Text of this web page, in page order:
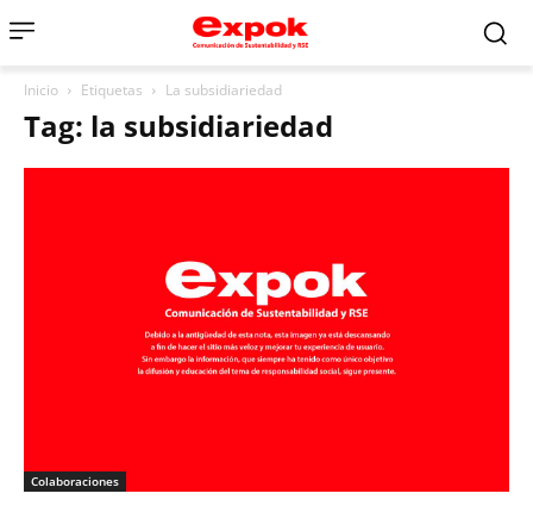
Inicio Etiquetas La subsidiariedad
Tag: la subsidiariedad
Colaboraciones